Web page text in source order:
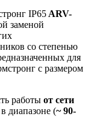
IP65 ARV-
заменой
со степенью
для
с размером
работы от сети
в диапазоне (~ 90-